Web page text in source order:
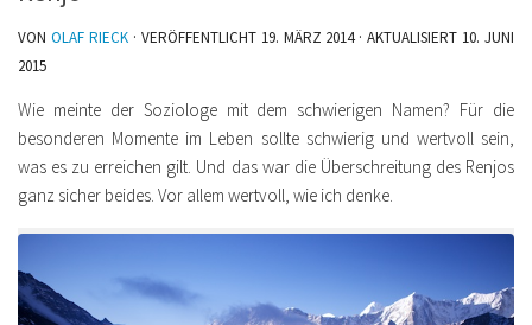
VON OLAF RIECK · VERÖFFENTLICHT 19. MÄRZ 2014· AKTUALISIERT 10. JUNI
2015
Wie meinte der Soziologe mit dem schwierigen Namen? Für die
besonderen Momente im Leben sollte schwierig und wertvoll sein,
was es zu erreichen gilt. Und das war die Überschreitung des Renjos
ganz sicher beides. Vor allem wertvoll, wie ich denke.